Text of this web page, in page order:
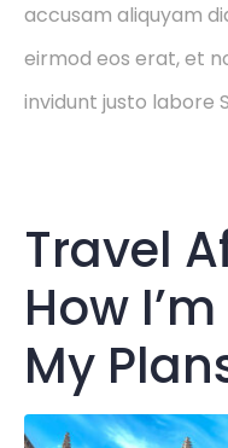
accusam aliquyam
eirmod eos erat, et
invidunt justo labore
Travel
How
My